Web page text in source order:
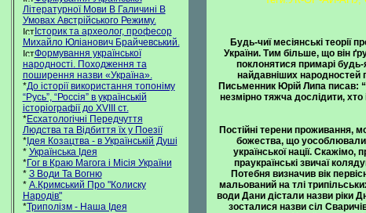
Літературної Мови В Галичині В
Умовах Австрійського Режиму.
Історик та археолог, професор
Михайло Юліанович Брайчевський.
Формування української
народності. Походження та
поширення назви «Україна».
*До історії використання топоніму
“Русь”, “Россія” в українській
історіографії до XVIII ст.
*Есхатологічні Передчуття
Людства та Відбиття їх у Поезії
*Ідея Козацтва - в Українській Душі
* Українська Ідея
*Гог в Краю Магога і Місія України
* З Води Та Вогню
* А.Кримський Про "Колиску
Народів"
*Триполізм - Наша Ідея
Будь-чиї месіянські теорії
України. Тим більше, що він
поклонятися примарі
найдавніших
Письменник Юрій Липа писав:
незмірно тяжча дослідити, хто
Постійні терени проживання,
божества, що уособлювали
української нації.
праукраїнські звичаї
Потебня визначив вік
мальований на тлі
води Дани дістали назви ріки
зосталися назви сіл